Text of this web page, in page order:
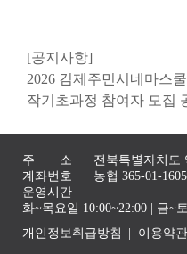
[공지사항]
2026 김제주민시네마스
작기초과정 참여자 모집
주 소
전북특별자치도
계좌번호
농협 365-01-
운영시간
화~목요일 10:00~22:00 | 금~
개인정보취급방침
이용약관